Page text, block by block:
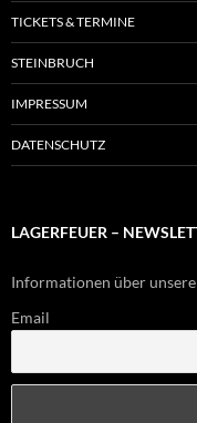
TICKETS & TERMINE
STEINBRUCH
IMPRESSUM
DATENSCHUTZ
LAGERFEUER –
Informationen über
Email